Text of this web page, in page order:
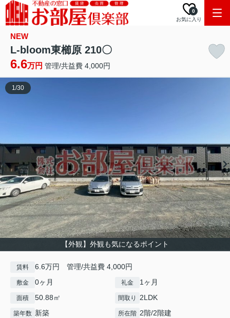
お気に入り
0
NEW
L-bloom東櫛原 210〇
6.6万円 管理/共益費 4,000円
【外観】外観も気になるポイント
1/30
賃料 6.6万円 管理/共益費 4,000円
敷金 0ヶ月 礼金 1ヶ月
面積 50.88㎡ 間取り 2LDK
築年数 新築 所在階 2階/2階建